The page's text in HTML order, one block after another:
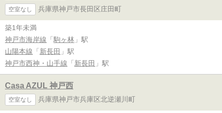
空室なし 兵庫県神戸市長田区庄田町
築1年未満
神戸市海岸線 「 駒ヶ林 」駅
山陽本線 「 新長田 」駅
神戸市西神・山手線 「 新長田 」駅
Casa AZUL 神戸西
空室なし 兵庫県神戸市兵庫区北逆瀬川町